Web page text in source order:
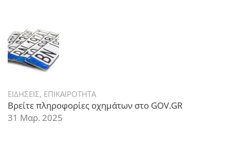
ΕΙΔΗΣΕΙΣ, ΕΠΙΚΑΙΡΟΤΗΤΑ
Βρείτε πληροφορίες οχημάτων στο GOV.GR
31 Μαρ. 2025